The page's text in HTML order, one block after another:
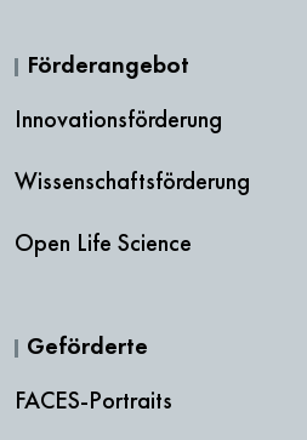
Förderangebot
Innovationsförderung
Wissenschaftsförderung
Open Life Science
Geförderte
FACES-Portraits